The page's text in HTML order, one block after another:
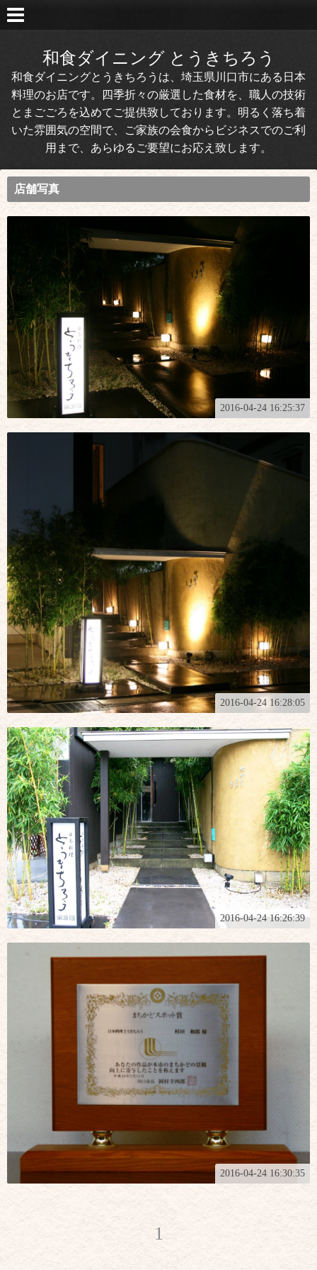
和食ダイニング とうきちろう
和食ダイニングとうきちろうは、埼玉県川口市にある日本
料理のお店です。四季折々の厳選した食材を、職人の技術
とまごごろを込めてご提供致しております。明るく落ち着
いた雰囲気の空間で、ご家族の会食からビジネスでのご利
用まで、あらゆるご要望にお応え致します。
店舗写真
2016-04-24 16:25:37
2016-04-24 16:28:05
2016-04-24 16:26:39
2016-04-24 16:30:35
1